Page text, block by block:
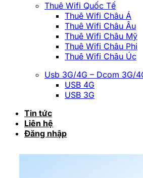
Thuê Wifi Quốc Tế
Thuê Wifi Châu Á
Thuê Wifi Châu Âu
Thuê Wifi Châu Mỹ
Thuê Wifi Châu Phi
Thuê Wifi Châu Úc
Usb 3G/4G – Dcom 3G/
USB 4G
USB 3G
Tin tức
Liên hệ
Đăng nhập